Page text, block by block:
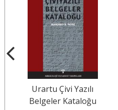
Urartu Çivi Yazılı
Belgeler Kataloğu